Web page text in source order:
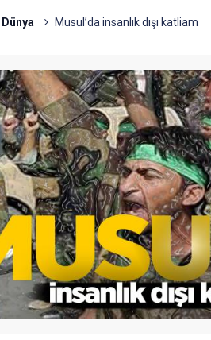
Dünya Musul’da insanlık dışı katliam